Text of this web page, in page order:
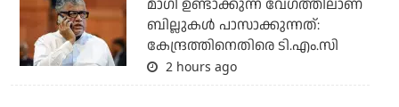
മാഗി ഉണ്ടാക്കുന്ന വേഗത്തിലാണ്
ബില്ലുകള്‍ പാസാക്കുന്നത്:
കേന്ദ്രത്തിനെതിരെ ടി.എം.സി
2 hours ago